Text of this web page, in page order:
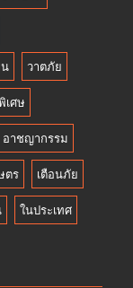
น วาตภัย
เศษ
อาชญากรรม
ตร เตือนภัย
ในประเทศ